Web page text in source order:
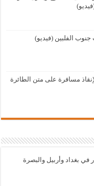
مسافرة على متن الطائرة
في بغداد وأربيل والبصرة